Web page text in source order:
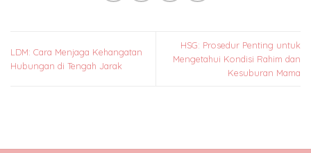
LDM: Cara Menjaga Kehangatan
Hubungan di Tengah Jarak
HSG: Prosedur Penting untuk
Mengetahui Kondisi Rahim dan
Kesuburan Mama